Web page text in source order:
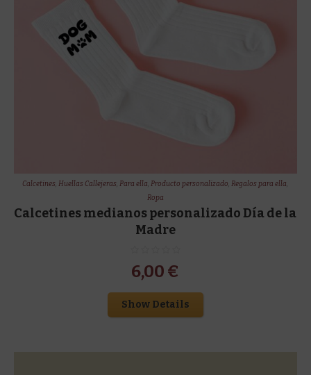
Calcetines,Huellas Callejeras,Para ella,Producto personalizado,Regalos para ella,
Ropa
Calcetines medianos personalizado Día de la
Madre
6,00 €
Show Details